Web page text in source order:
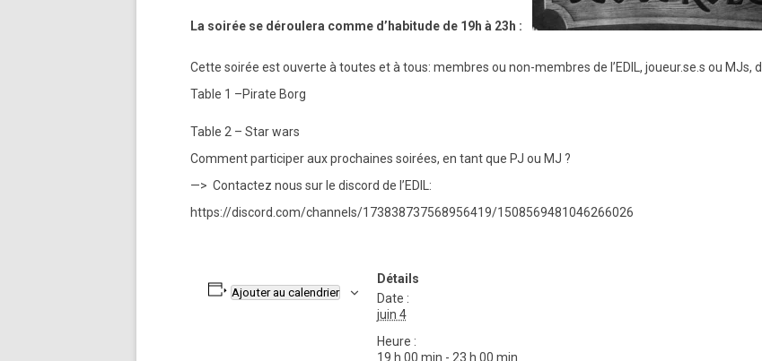
La soirée se déroulera comme d’habitude de 19h à 23h :
Cette soirée est ouverte à toutes et à tous: membres ou non-membres de l’EDIL, joueur.se.s ou MJs,
Table 1 –Pirate Borg
Table 2 – Star wars
Comment participer aux prochaines soirées, en tant que PJ ou MJ ?
—> Contactez nous sur le discord de l’EDIL:
https://discord.com/channels/173838737568956419/1508569481046266026
Ajouter au calendrier
Détails
Date :
juin 4
Heure :
19 h 00 min - 23 h 00 min